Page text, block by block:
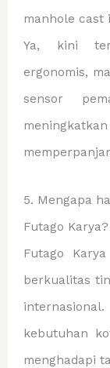
manhole cast
Ya, kini
ergonomis,
sensor
5. Mengapa
Futago Karya?
Futago
berkualitas
kebutuhan
menghadapi